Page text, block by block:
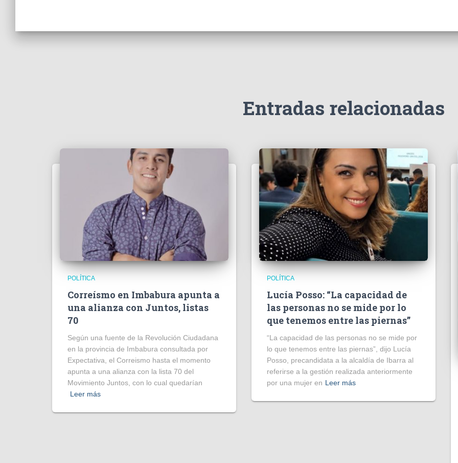
Entradas relacionadas
POLÍTICA
Correísmo en Imbabura apunta a
una alianza con Juntos, listas
70
Según una fuente de la Revolución Ciudadana
en la provincia de Imbabura consultada por
Expectativa, el Correismo hasta el momento
apunta a una alianza con la lista 70 del
Movimiento Juntos, con lo cual quedarían
Leer más
POLÍTICA
Lucía Posso: “La capacidad de
las personas no se mide por lo
que tenemos entre las piernas”
“La capacidad de las personas no se mide por
lo que tenemos entre las piernas”, dijo Lucía
Posso, precandidata a la alcaldía de Ibarra al
referirse a la gestión realizada anteriormente
por una mujer en Leer más